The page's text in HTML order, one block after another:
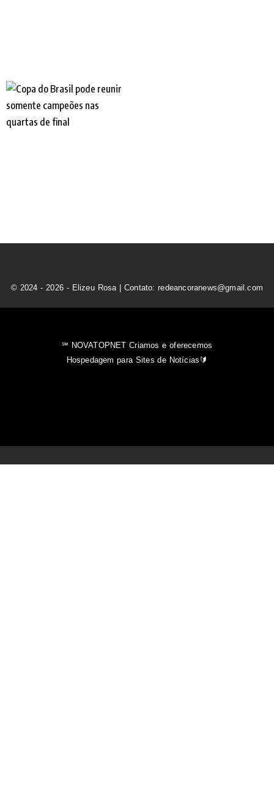
© 2024 - 2026 - Elizeu Rosa | Contato: redeancoranews@gmail.com
℠ NOVATOPNET Criamos e oferecemos
Hospedagem para Sites de Notícias🔰